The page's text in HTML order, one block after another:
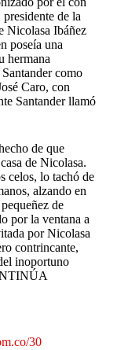
de la
Nicolasa Ibáñez
poseía una
hermana
como
Caro, con
Santander llamó
de que
de Nicolasa.
celos, lo tachó de
alzando en
de
por la ventana a
por Nicolasa
contrincante,
inoportuno
30